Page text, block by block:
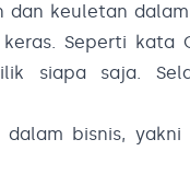
keuletan
Seperti kata
siapa saja.
bisnis,